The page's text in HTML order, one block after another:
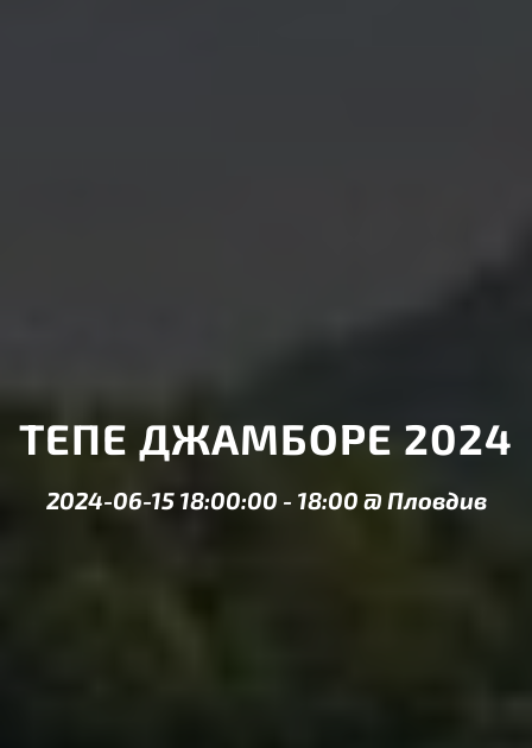
ТЕПЕ ДЖАМБОРЕ 2024
2024-06-15 18:00:00 - 18:00 @ Пловдив